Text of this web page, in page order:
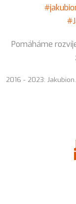
Pomáháme
2016 - 2023: